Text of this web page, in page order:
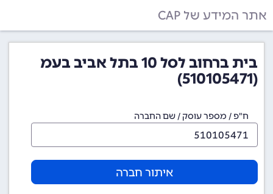
אתר המידע של CAP
בית ברחוב לסל 10 בתל אביב בעמ
(510105471)
ח"פ / מספר עוסק / שם החברה
איתור חברה